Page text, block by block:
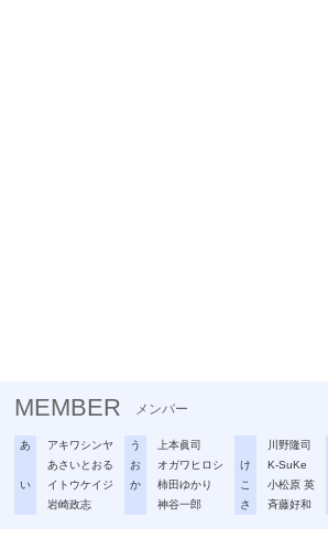
MEMBER メンバー
あ
アキワシンヤ
あさいとおる
い
イトウケイジ
岩崎政志
う
上本眞司
お
オガワヒロシ
か
柿田ゆかり
神谷一郎
川野隆司
け
K-SuKe
こ
小松原 英
さ
斉藤好和